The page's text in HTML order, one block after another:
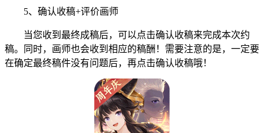
5、确认收稿+评价画师
当您收到最终成稿后，可以点击确认收稿来完成本次约
稿。同时，画师也会收到相应的稿酬！需要注意的是，一定要
在确定最终稿件没有问题后，再点击确认收稿哦！